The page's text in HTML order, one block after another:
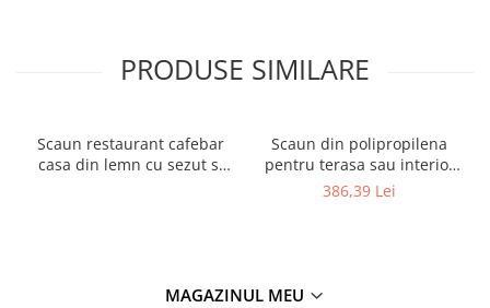
PRODUSE SIMILARE
Scaun restaurant cafebar
casa din lemn cu sezut si
Scaun din polipropilena
pentru terasa sau interior
JOY
386,39 Lei
MAGAZINUL MEU